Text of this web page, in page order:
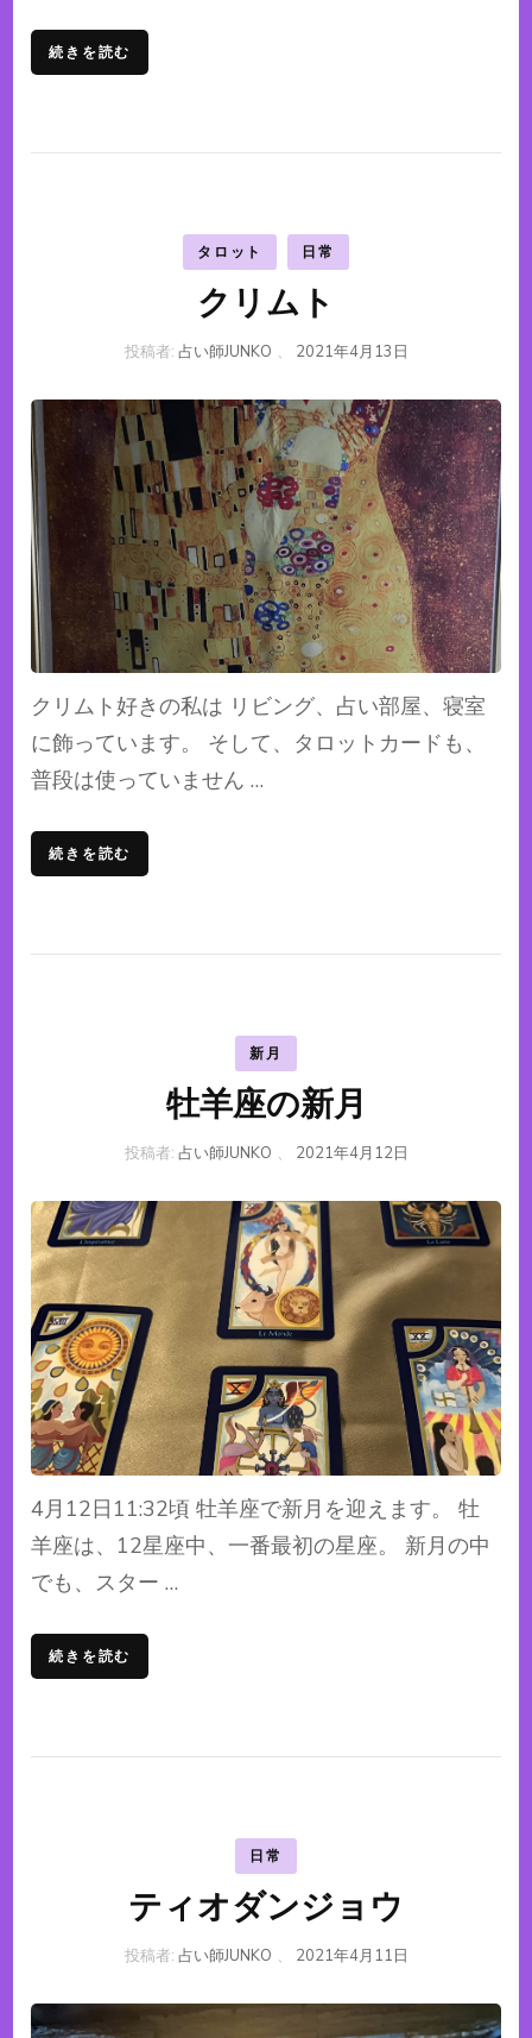
続きを読む
タロット 日常
クリムト
投稿者: 占い師JUNKO 、 2021年4月13日
クリムト好きの私は リビング、占い部屋、寝室
に飾っています。 そして、タロットカードも、
普段は使っていません …
続きを読む
新月
牡羊座の新月
投稿者: 占い師JUNKO 、 2021年4月12日
4月12日11:32頃 牡羊座で新月を迎えます。 牡
羊座は、12星座中、一番最初の星座。 新月の中
でも、スター …
続きを読む
日常
ティオダンジョウ
投稿者: 占い師JUNKO 、 2021年4月11日